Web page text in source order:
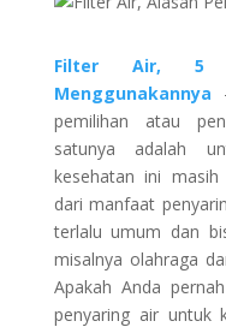
Filter Air, 5
Menggunakannya
pemilihan atau
satunya adalah
kesehatan ini masih
dari manfaat
terlalu umum dan
misalnya olahraga
Apakah Anda
penyaring air untuk